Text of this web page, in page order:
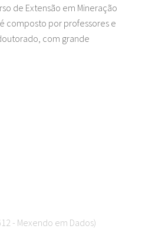
de Extensão em Mineração
composto por professores e
com grande
- Mexendo em Dados)